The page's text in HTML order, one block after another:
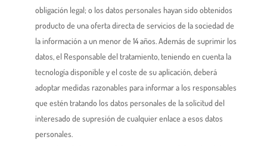
obligación legal; o los datos personales hayan sido obtenidos
producto de una oferta directa de servicios de la sociedad de
la información a un menor de 14 años. Además de suprimir los
datos, el Responsable del tratamiento, teniendo en cuenta la
tecnología disponible y el coste de su aplicación, deberá
adoptar medidas razonables para informar a los responsables
que estén tratando los datos personales de la solicitud del
interesado de supresión de cualquier enlace a esos datos
personales.